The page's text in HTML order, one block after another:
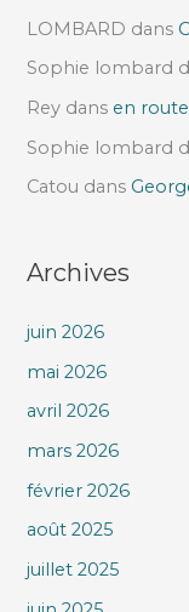
LOMBARD dans
Sophie lombard
Rey dans en
Sophie lombard
Catou dans
Archives
juin 2026
mai 2026
avril 2026
mars 2026
février 2026
août 2025
juillet 2025